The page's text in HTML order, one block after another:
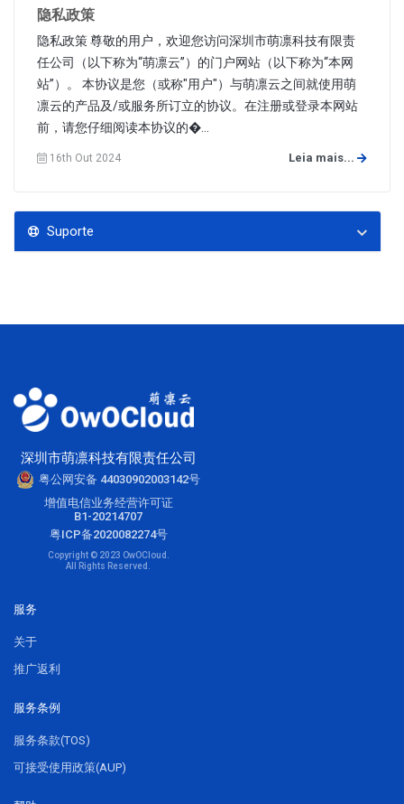
隐私政策
隐私政策 尊敬的用户，欢迎您访问深圳市萌凛科技有限责
任公司（以下称为“萌凛云”）的门户网站（以下称为“本网
站”）。 本协议是您（或称"用户"）与萌凛云之间就使用萌
凛云的产品及/或服务所订立的协议。在注册或登录本网站
前，请您仔细阅读本协议的�...
16th Out 2024 Leia mais...
Suporte
深圳市萌凛科技有限责任公司
粤公网安备 44030902003142号
增值电信业务经营许可证
B1-20214707
粤ICP备2020082274号
Copyright © 2023 OwOCloud.
All Rights Reserved.
服务
关于
推广返利
服务条例
服务条款(TOS)
可接受使用政策(AUP)